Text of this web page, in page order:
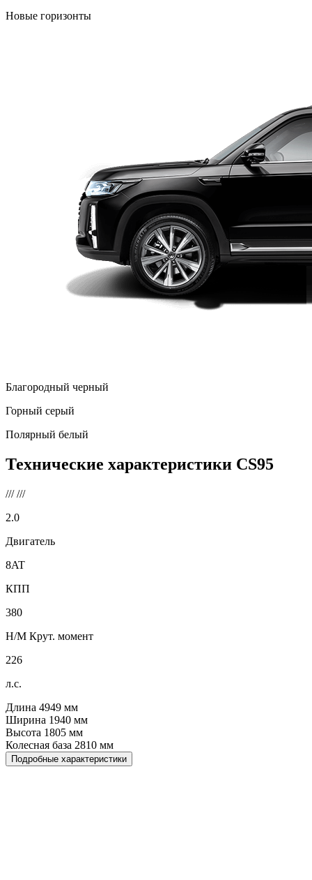
Новые горизонты
Благородный черный
Горный серый
Полярный белый
Технические характеристики CS95
/// ///
2.0
Двигатель
8AT
КПП
380
Н/М Крут. момент
226
л.с.
Длина 4949 мм
Ширина 1940 мм
Высота 1805 мм
Колесная база 2810 мм
Подробные характеристики